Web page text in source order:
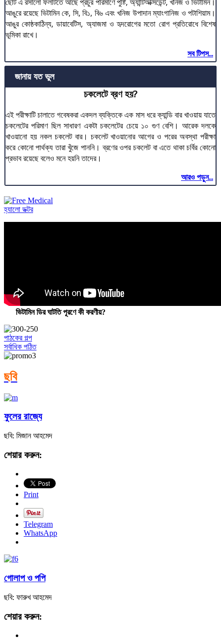
আঙুরে রয়েছে ভিটামিন কে, সি, বি১, বি৬ এবং খনিজ উপাদান ম্যাংগানিজ ও পটাশিয়াম।
আঙুর কোষ্ঠকাঠিন্য, ডায়াবেটিস, অ্যাজমা ও হৃদরোগের মতো রোগ প্রতিরোধে বিশেষ
ভূমিকা রাখে।
সব টিপস...
জানায় যত ভুল
চকলেটে ব্রণ হয়?
এই পরীক্ষাটি চালাতে গবেষকরা একদল ব্যক্তিকে এক মাস ধরে ক্যান্ডি বার খাওয়ায় যাতে
চকলেটের পরিমাণ ছিল সাধারণ একটা চকলেটের চেয়ে ১০ গুণ বেশি। আরেক দলকে
খাওয়ানো হয় নকল চকলেট বার। চকলেট খাওয়ানোর আগের ও পরের অবস্থা পরীক্ষা
করে কোনো পার্থক্য তারা খুঁজে পাননি। ব্রণের ওপর চকলেট বা এতে থাকা চর্বির কোনো
প্রভাব রয়েছে বলেও মনে হয়নি তাদের।
আরও পড়ুন...
হ্যালো ডক্টর
ভিটামিন ডির ঘাটতি পূরণে কী করণীয়?
পাঠকের গল্প
সর্বাধিক পঠিত
ছবি
ফুলের রাজ্যে
ছবি: মিজান আহমেদ
শেয়ার করুন:
Print
Telegram
WhatsApp
গোলাপ ও পপি
ছবি: ফারুখ আহমেদ
শেয়ার করুন: